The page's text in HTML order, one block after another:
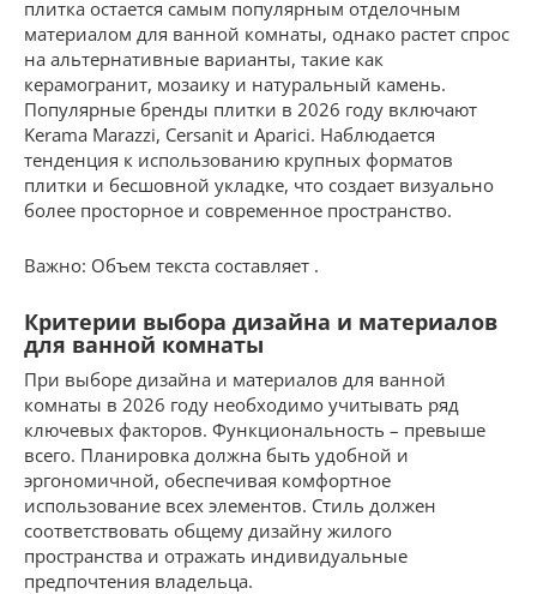
плитка остается самым популярным отделочным
материалом для ванной комнаты, однако растет спрос
на альтернативные варианты, такие как
керамогранит, мозаику и натуральный камень.
Популярные бренды плитки в 2026 году включают
Kerama Marazzi, Cersanit и Aparici. Наблюдается
тенденция к использованию крупных форматов
плитки и бесшовной укладке, что создает визуально
более просторное и современное пространство.
Важно: Объем текста составляет .
Критерии выбора дизайна и материалов
для ванной комнаты
При выборе дизайна и материалов для ванной
комнаты в 2026 году необходимо учитывать ряд
ключевых факторов. Функциональность – превыше
всего. Планировка должна быть удобной и
эргономичной, обеспечивая комфортное
использование всех элементов. Стиль должен
соответствовать общему дизайну жилого
пространства и отражать индивидуальные
предпочтения владельца.